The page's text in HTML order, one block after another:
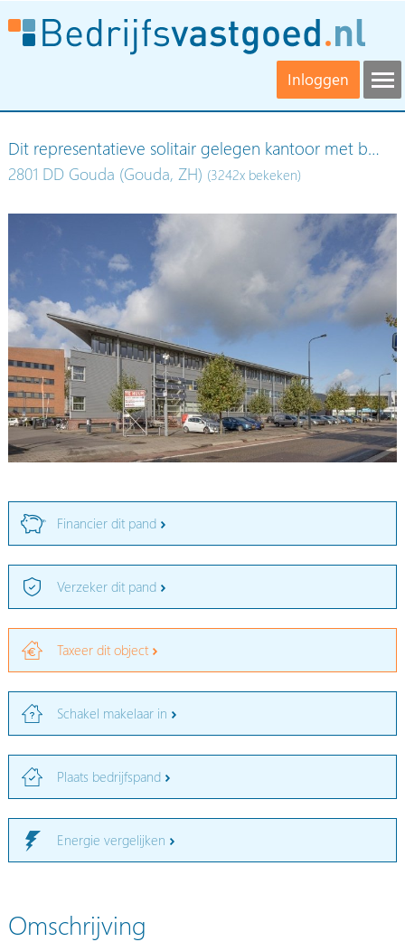
Inloggen
Dit representatieve solitair gelegen kantoor met b…
2801 DD Gouda (Gouda, ZH) (3242x bekeken)
Financier dit pand
Verzeker dit pand
Taxeer dit object
Schakel makelaar in
Plaats bedrijfspand
Energie vergelijken
Omschrijving